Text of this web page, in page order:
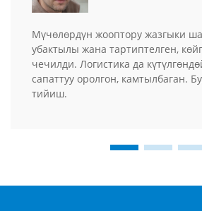
Мүчөлөрдүн жооптору жазгыки
убактылы жана тартиптелген,
чечилди. Логистика да
сапаттуу оролгон, камтылбаган.
тийиш.